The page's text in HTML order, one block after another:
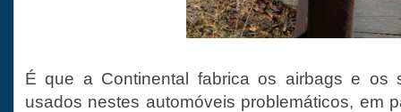
É que a Continental fabrica os airbags e os
usados nestes automóveis problemáticos, em